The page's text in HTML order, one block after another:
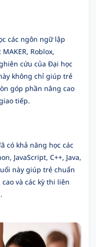
các ngôn ngữ lập
Roblox,
cứu của Đại học
không chỉ giúp trẻ
góp phần nâng cao
tiếp.
có khả năng học các
JavaScript, C++, Java,
này giúp trẻ chuẩn
và các kỳ thi liên